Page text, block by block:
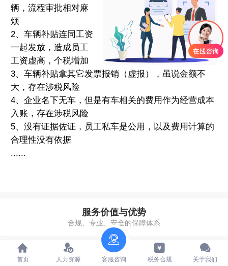
辆，流程审批相对麻
烦
2、车辆补贴连同工资
一起发放，造成员工
工资虚高，个税增加
3、车辆补贴拿其它发票报销（虚报），虽说金额不
大，存在涉税风险
4、企业名下无车，但是有车相关的费用作为经营成本
入账，存在涉税风险
5、没有证据佐证，员工私车是公用，以及费用计算的
合理性没有依据
......
服务价值与优势
合规、专业、安全的保障体系
首页 人力资源 客服咨询 税务合规 关于我们